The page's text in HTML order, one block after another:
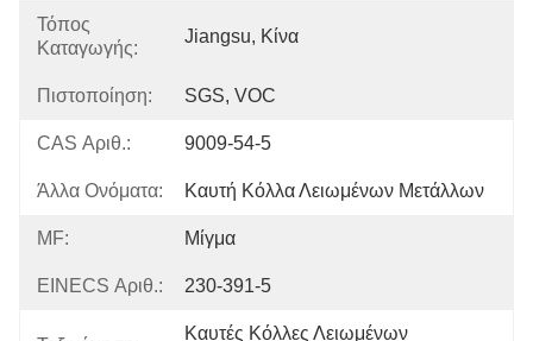
Τόπος
Καταγωγής:
Jiangsu, Κίνα
Πιστοποίηση: SGS, VOC
CAS Αριθ.: 9009-54-5
Άλλα Ονόματα: Καυτή Κόλλα Λειωμένων Μετάλλων
MF: Μίγμα
EINECS Αριθ.: 230-391-5
Καυτές Κόλλες Λειωμένων